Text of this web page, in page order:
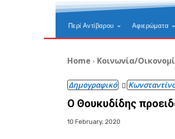
Περί Αντίβαρου Αφιερώματα
Home Κοινωνία/
Δημογραφικό
Ο Θουκυδίδης
10 February, 2020